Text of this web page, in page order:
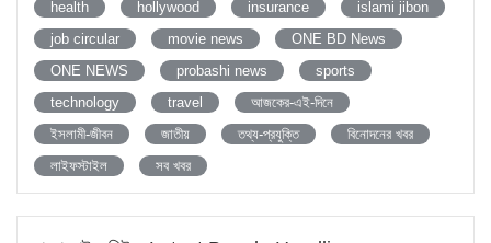
health
hollywood insurance
islami jibon
job circular
movie news
ONE BD News
ONE NEWS
probashi news
sports
technology
travel
আজকের-এই-দিনে
ইসলামী-জীবন
জাতীয় তথ্য-প্রযুক্তি
বিনোদনের খবর
লাইফস্টাইল
সব খবর